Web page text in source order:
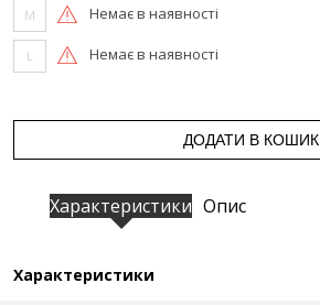
M Немає в наявності
L Немає в наявності
ДОДАТИ В КОШИК
Характеристики Опис
Характеристики